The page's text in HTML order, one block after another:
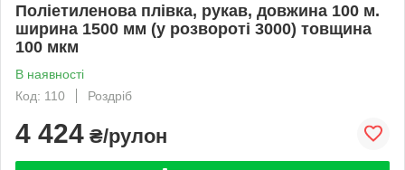
Поліетиленова плівка, рукав, довжина 100 м.
ширина 1500 мм (у розвороті 3000) товщина
100 мкм
В наявності
Код: 110
Роздріб
4 424 ₴/рулон